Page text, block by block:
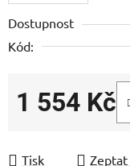
Dostupnost
Kód:
1 554 Kč
Tisk Zeptat